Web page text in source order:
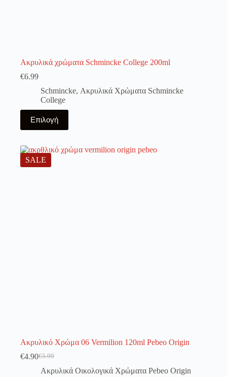
Ακρυλικά χρώματα Schmincke College 200ml
€6.99
Schmincke, Ακρυλικά Χρώματα Schmincke
College
Επιλογή
Αυτό
προϊόν
πολλαπλές
παραλλαγές.
Οι
SALE
Ακρυλικό Χρώμα 06 Vermilion 120ml Pebeo Origin
€5.99
Original
price
€4.90Η
τρέχουσα
Ακρυλικά Οικολογικά Χρώματα Pebeo Origin